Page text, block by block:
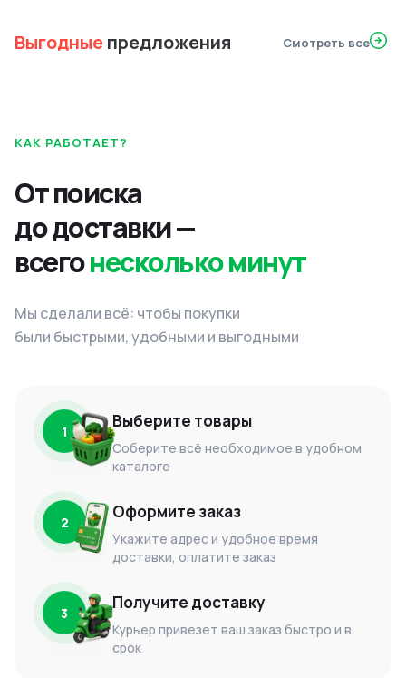
Выгодныепредложения Смотреть все
КАК РАБОТАЕТ?
От поиска
до доставки —
всегонесколько минут
Мы сделали всё: чтобы покупки
были быстрыми, удобными и выгодными
1 Выберите товары
Соберите всё необходимое в удобном
каталоге
2 Оформите заказ
Укажите адрес и удобное время
доставки, оплатите заказ
3 Получите доставку
Курьер привезет ваш заказ быстро и в
срок